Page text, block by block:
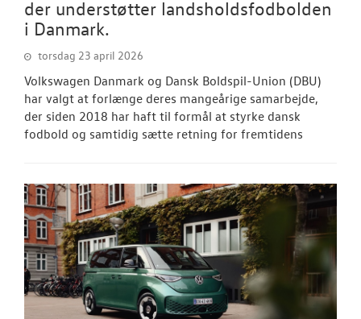
der understøtter landsholdsfodbolden
i Danmark.
torsdag 23 april 2026
Volkswagen Danmark og Dansk Boldspil-Union (DBU)
har valgt at forlænge deres mangeårige samarbejde,
der siden 2018 har haft til formål at styrke dansk
fodbold og samtidig sætte retning for fremtidens